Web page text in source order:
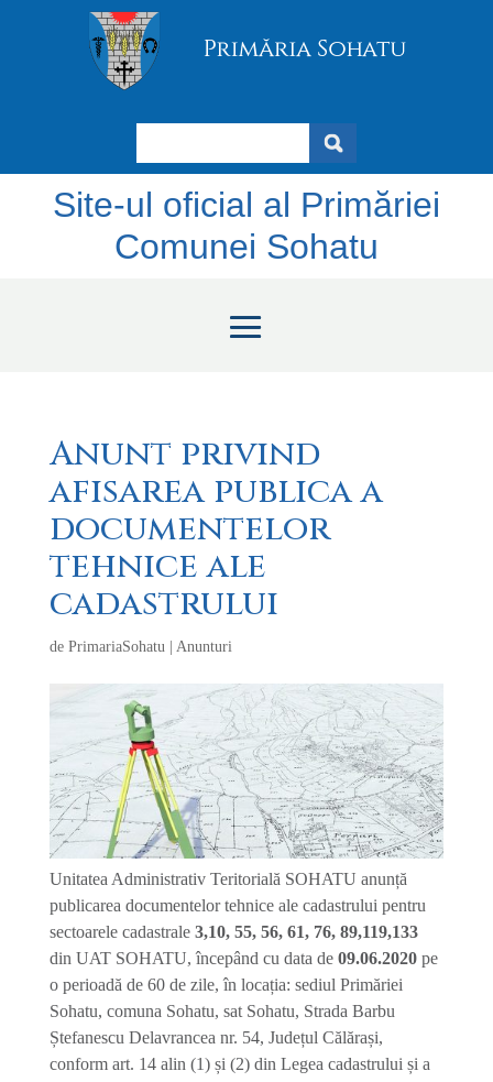
Site-ul oficial al Primăriei
Comunei Sohatu
Anunt privind
afisarea publica a
documentelor
tehnice ale
cadastrului
de PrimariaSohatu| Anunturi
Unitatea Administrativ Teritorială SOHATU anunță
publicarea documentelor tehnice ale cadastrului pentru
sectoarele cadastrale 3,10, 55, 56, 61, 76, 89,119,133
din UAT SOHATU, începând cu data de 09.06.2020 pe
o perioadă de 60 de zile, în locația: sediul Primăriei
Sohatu, comuna Sohatu, sat Sohatu, Strada Barbu
Ștefanescu Delavrancea nr. 54, Județul Călărași,
conform art. 14 alin (1) și (2) din Legea cadastrului și a